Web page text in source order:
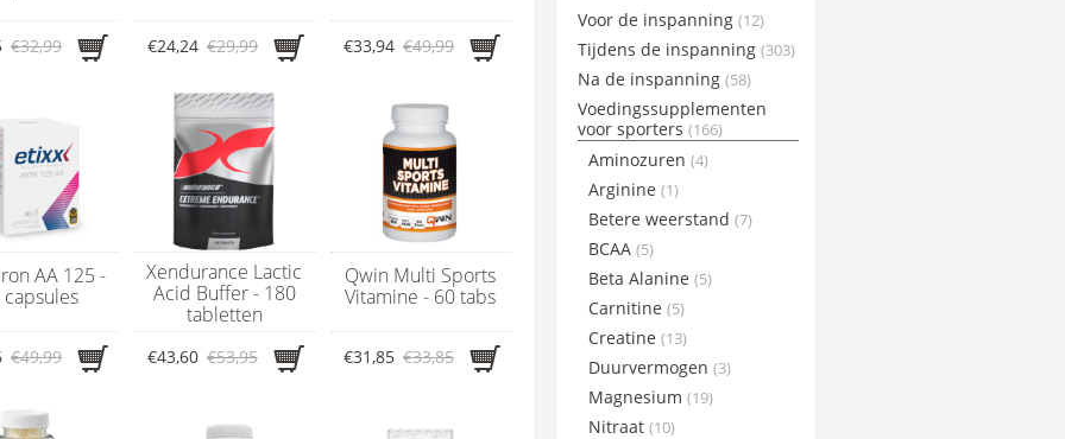
€32,99 €24,24 €29,99 €33,94 €49,99
AA 125 -
capsules
€49,99
Xendurance Lactic
Acid Buffer - 180
tabletten
€43,60 €53,95
Qwin Multi Sports
Vitamine - 60 tabs
€31,85 €33,85
GoldNutrition
Lightning Endurance
Maxim
Maurten
NamedSport
PowerBar
Qwin
Science in Sports
Sportsbalm
Superheraw
Taste of Nature
WCUP
Voor de inspanning (12)
Tijdens de inspanning (303)
Na de inspanning (58)
Voedingssupplementen
voor sporters (166)
Aminozuren (4)
Arginine (1)
Betere weerstand (7)
BCAA (5)
Beta Alanine (5)
Carnitine (5)
Creatine (13)
Duurvermogen (3)
Magnesium (19)
Nitraat (10)